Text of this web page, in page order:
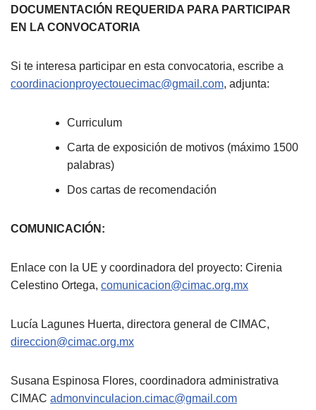
DOCUMENTACIÓN REQUERIDA PARA PARTICIPAR
EN LA CONVOCATORIA
Si te interesa participar en esta convocatoria, escribe a
coordinacionproyectouecimac@gmail.com, adjunta:
Curriculum
Carta de exposición de motivos (máximo 1500
palabras)
Dos cartas de recomendación
COMUNICACIÓN:
Enlace con la UE y coordinadora del proyecto: Cirenia
Celestino Ortega, comunicacion@cimac.org.mx
Lucía Lagunes Huerta, directora general de CIMAC,
direccion@cimac.org.mx
Susana Espinosa Flores, coordinadora administrativa
CIMAC admonvinculacion.cimac@gmail.com